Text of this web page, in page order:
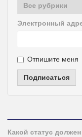
Электронный
Отпишите меня
Подписаться
Какой статус